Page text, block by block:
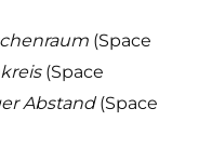
(Space
(Space
Abstand(Space